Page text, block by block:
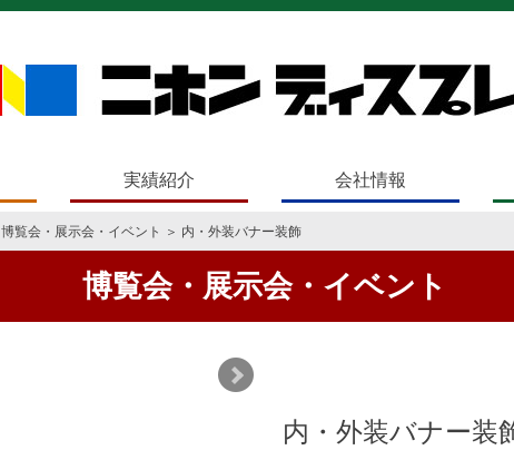
実績紹介 会社情報
博覧会・展示会・イベント ＞ 内・外装バナー装飾
博覧会・展示会・イベント
内・外装バナー装